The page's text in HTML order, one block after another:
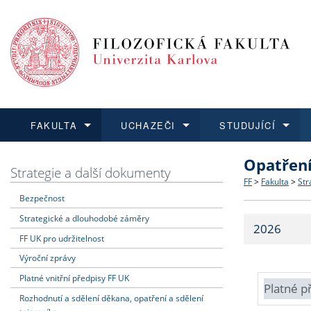
FAKULTA
Dozvědět se více
Struktura
Strategie
Fakultní
UCHAZEČI
Podat přihlášku
Co
Učitelské
STUDUJÍCÍ
Dozvědět se více
Dozvědět se více
O vědě a
Dozvědět se více
Aktuální
Strategie a další dokumenty
Bezpečnost
Strategické a dlouhodobé záměry
FF UK pro udržitelnost
Výroční zprávy
Platné vnitřní předpisy FF UK
Rozhodnutí a sdělení děkana, opatření a sdělení
FF > Fakulta >
2026
Platné